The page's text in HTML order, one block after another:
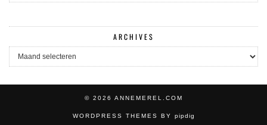
ARCHIVES
ARCHIVES
© 2026 ANNEMEREL.COM
WORDPRESS THEMES BY pipdig